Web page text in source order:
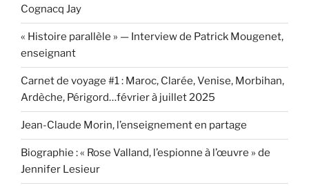
Cognacq Jay
« Histoire parallèle » — Interview de Patrick Mougenet,
enseignant
Carnet de voyage #1 : Maroc, Clarée, Venise, Morbihan,
Ardèche, Périgord…février à juillet 2025
Jean-Claude Morin, l’enseignement en partage
Biographie : « Rose Valland, l’espionne à l’œuvre » de
Jennifer Lesieur